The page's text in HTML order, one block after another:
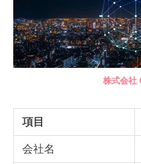
株式会社
項目
会社名